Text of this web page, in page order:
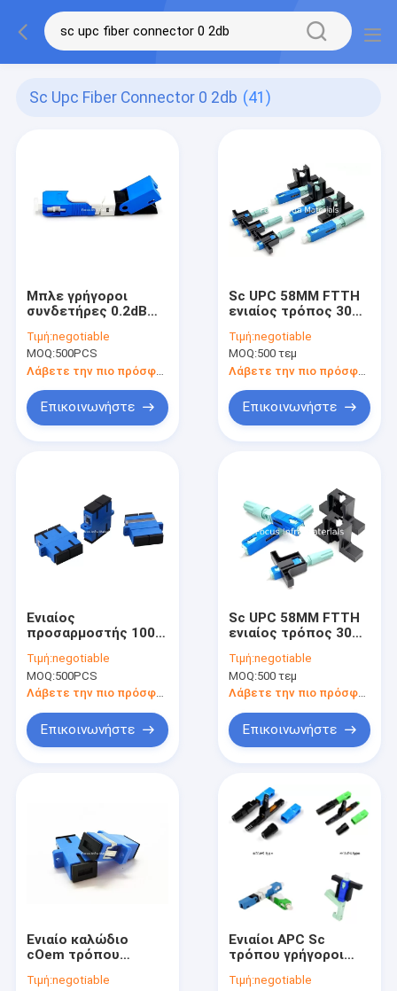
Sc Upc Fiber Connector 0 2db (41)
Μπλε γρήγοροι
συνδετήρες 0.2dB
UPC FTTH για το
δίκτυο
Τιμή:negotiable
MOQ:500PCS
Λάβετε την πιο πρόσφατη τιμή
Επικοινωνήστε
Sc UPC 58MM FTTH
ενιαίος τρόπος 30N
οπτικών ινών
γρήγορος
Τιμή:negotiable
MOQ:500 τεμ
Επικοινωνήστε
Ενιαίος
προσαρμοστής 1000
οπτικών ινών UPC
Matings
Τιμή:negotiable
MOQ:500PCS
Λάβετε την πιο πρόσφατη τιμή
Επικοινωνήστε
Sc UPC 58MM FTTH
ενιαίος τρόπος 30N
οπτικών ινών
γρήγορος
Τιμή:negotiable
MOQ:500 τεμ
Επικοινωνήστε
Ενιαίο καλώδιο
cOem τρόπου
προσαρμοστών
Τιμή:negotiable
Ενιαίοι APC Sc
τρόπου γρήγοροι
2mm 3mm οπτικών
Τιμή:negotiable